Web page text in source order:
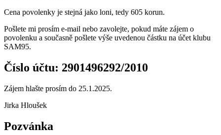
Cena povolenky je stejná jako loni, tedy 605 korun.
Pošlete mi prosím e-mail nebo zavolejte, pokud máte zájem o
povolenku a současně pošlete výše uvedenou částku na účet klubu
SAM95.
Číslo účtu: 2901496292/2010
Zájem hlašte prosím do 25.1.2025.
Jirka Hloušek
Pozvánka